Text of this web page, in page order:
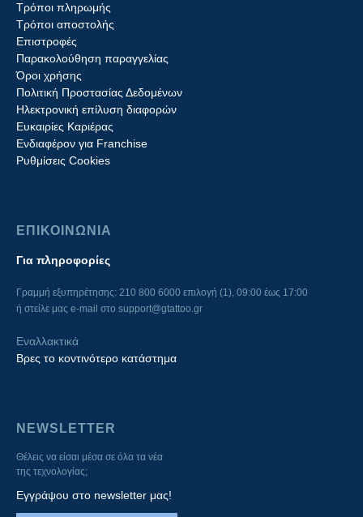
Τρόποι πληρωμής
Τρόποι αποστολής
Επιστροφές
Παρακολούθηση παραγγελίας
Όροι χρήσης
Πολιτική Προστασίας Δεδομένων
Ηλεκτρονική επίλυση διαφορών
Ευκαιρίες Καριέρας
Ενδιαφέρον για Franchise
Ρυθμίσεις Cookies
ΕΠΙΚΟΙΝΩΝΙΑ
Για πληροφορίες
Γραμμή εξυπηρέτησης: 210 800 6000 επιλογή (1), 09:00 έως 17:00
ή στείλε μας e-mail στο support@gtattoo.gr
Εναλλακτικά
Βρες το κοντινότερο κατάστημα
NEWSLETTER
Θέλεις να είσαι μέσα σε όλα τα νέα
της τεχνολογίας;
Εγγράψου στο newsletter μας!